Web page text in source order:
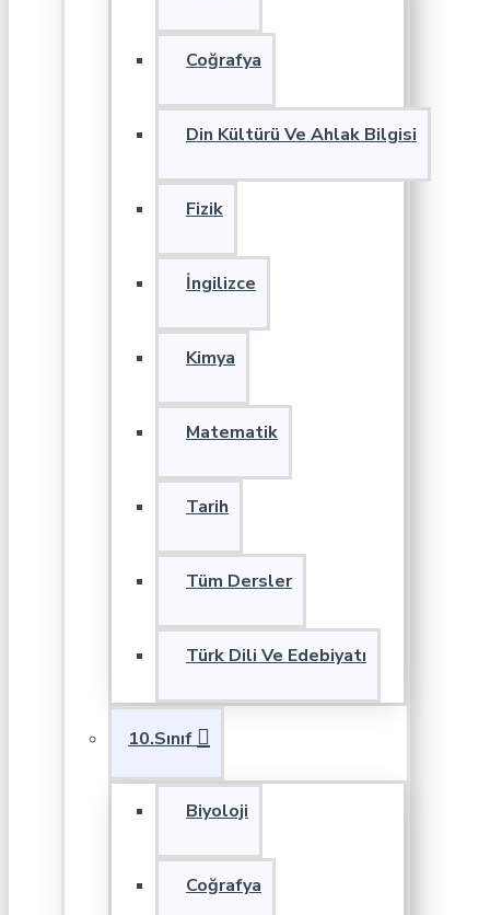
Coğrafya
Din Kültürü Ve Ahlak Bilgisi
Fizik
İngilizce
Kimya
Matematik
Tarih
Tüm Dersler
Türk Dili Ve Edebiyatı
10.Sınıf
Biyoloji
Coğrafya